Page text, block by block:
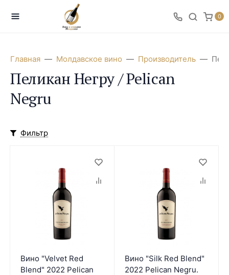
0
Главная Молдавское вино Производитель
Пеликан Негру / Pelican
Negru
Фильтр
Вино "Velvet Red
Blend" 2022 Pelican
Вино "Silk Red Blend"
2022 Pelican Negru.